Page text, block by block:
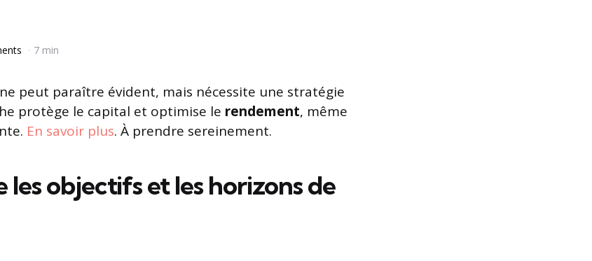
7 min
peut paraître évident, mais nécessite une stratégie
protège le capital et optimise le rendement, même
En savoir plus. À prendre sereinement.
objectifs et les horizons de